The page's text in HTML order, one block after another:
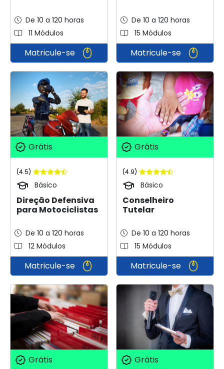
De 10 a 120 horas
11 Módulos
Matricule-se
De 10 a 120 horas
15 Módulos
Matricule-se
Grátis
(4.5)
Básico
Direção Defensiva
para Motociclistas
De 10 a 120 horas
12 Módulos
Matricule-se
Grátis
(4.9)
Básico
Conselheiro
Tutelar
De 10 a 120 horas
15 Módulos
Matricule-se
Grátis Grátis